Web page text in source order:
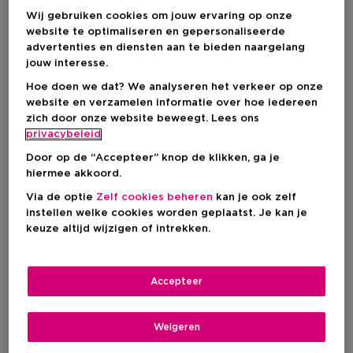
Levering aan huis
Ophalen in een winkel
Ophalen in een winkel nabij jou.
Korte beschrijving
Behandeling van huidaandoeningen
Een zero-smudge mascara die niet uitloopt, tot wel 15
Wij gebruiken cookies om jouw ervaring op onze
website te optimaliseren en gepersonaliseerde
advertenties en diensten aan te bieden naargelang
jouw interesse.
Hoe doen we dat? We analyseren het verkeer op onze
website en verzamelen informatie over hoe iedereen
zich door onze website beweegt. Lees ons
privacybeleid
Door op de “Accepteer” knop de klikken, ga je
hiermee akkoord.
Via de optie Zelf cookies beheren kan je ook zelf
instellen welke cookies worden geplaatst. Je kan je
keuze altijd wijzigen of intrekken.
Weigeren
Accepteer